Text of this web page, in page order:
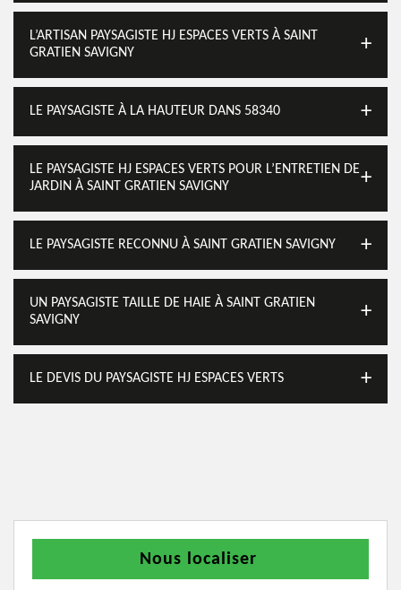
L’ARTISAN PAYSAGISTE HJ ESPACES VERTS À SAINT
GRATIEN SAVIGNY
LE PAYSAGISTE À LA HAUTEUR DANS 58340
LE PAYSAGISTE HJ ESPACES VERTS POUR L’ENTRETIEN DE
JARDIN À SAINT GRATIEN SAVIGNY
LE PAYSAGISTE RECONNU À SAINT GRATIEN SAVIGNY
UN PAYSAGISTE TAILLE DE HAIE À SAINT GRATIEN
SAVIGNY
LE DEVIS DU PAYSAGISTE HJ ESPACES VERTS
Nous localiser